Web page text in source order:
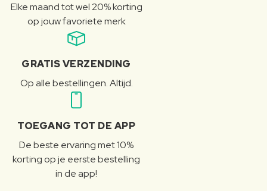
Elke maand tot wel 20% korting
op jouw favoriete merk
GRATIS VERZENDING
Op alle bestellingen. Altijd.
TOEGANG TOT DE APP
De beste ervaring met 10%
korting op je eerste bestelling
in de app!